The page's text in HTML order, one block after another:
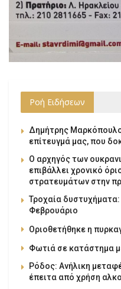
Ροή Ειδήσεων
Δημήτρης
επίτευγμά μας, που
Ο αρχηγός των
επιβάλλει χρονικό
στρατευμάτων στην
Τροχαία
Φεβρουάριο
Οριοθετήθηκε η
Φωτιά σε κατάστημα
Ρόδος: Ανήλικη
έπειτα από χρήση